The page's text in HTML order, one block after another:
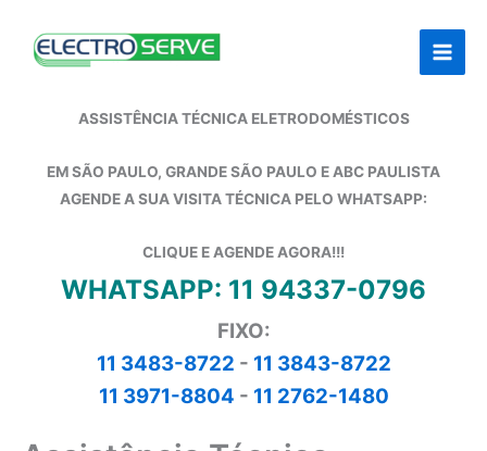
ASSISTÊNCIA TÉCNICA ELETRODOMÉSTICOS
EM SÃO PAULO, GRANDE SÃO PAULO E ABC PAULISTA
AGENDE A SUA VISITA TÉCNICA PELO WHATSAPP:
CLIQUE E AGENDE AGORA!!!
WHATSAPP: 11 94337-0796
FIXO:
11 3483-8722 - 11 3843-8722
11 3971-8804 - 11 2762-1480